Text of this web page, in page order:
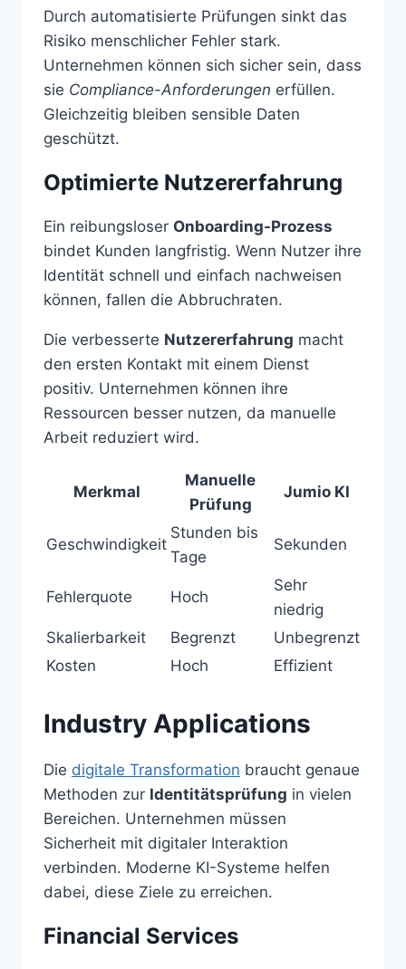
Durch automatisierte Prüfungen sinkt das
Risiko menschlicher Fehler stark.
Unternehmen können sich sicher sein, dass
sie Compliance-Anforderungen erfüllen.
Gleichzeitig bleiben sensible Daten
geschützt.
Optimierte Nutzererfahrung
Ein reibungsloser Onboarding-Prozess
bindet Kunden langfristig. Wenn Nutzer ihre
Identität schnell und einfach nachweisen
können, fallen die Abbruchraten.
Die verbesserte Nutzererfahrung macht
den ersten Kontakt mit einem Dienst
positiv. Unternehmen können ihre
Ressourcen besser nutzen, da manuelle
Arbeit reduziert wird.
Merkmal
Manuelle
Prüfung
Jumio KI
Geschwindigkeit
Stunden bis
Tage
Sekunden
Fehlerquote Hoch
Sehr
niedrig
Skalierbarkeit
Begrenzt
Unbegrenzt
Kosten
Hoch Effizient
Industry Applications
Die digitale Transformation braucht genaue
Methoden zur Identitätsprüfung in vielen
Bereichen. Unternehmen müssen
Sicherheit mit digitaler Interaktion
verbinden. Moderne KI-Systeme helfen
dabei, diese Ziele zu erreichen.
Financial Services